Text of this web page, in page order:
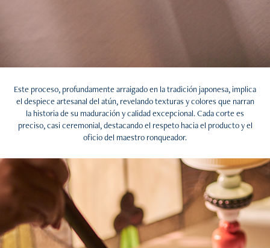
Este proceso, profundamente arraigado en la tradición japonesa, implica
el despiece artesanal del atún, revelando texturas y colores que narran
la historia de su maduración y calidad excepcional. Cada corte es
preciso, casi ceremonial, destacando el respeto hacia el producto y el
oficio del maestro ronqueador.